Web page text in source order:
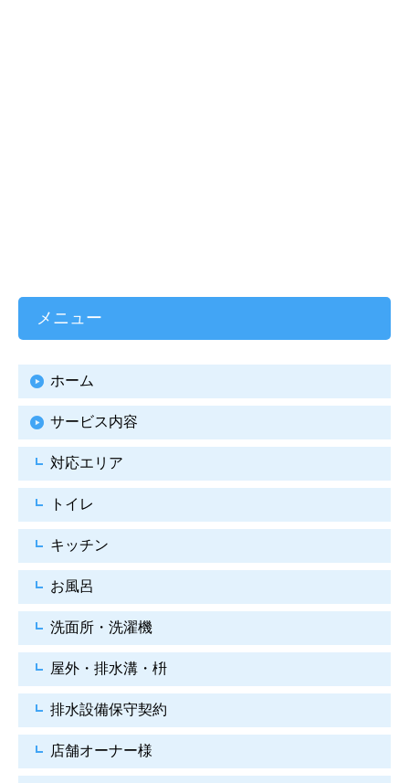
メニュー
ホーム
サービス内容
対応エリア
トイレ
キッチン
お風呂
洗面所・洗濯機
屋外・排水溝・枡
排水設備保守契約
店舗オーナー様